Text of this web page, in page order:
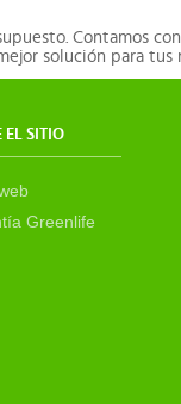
Contamos
solución para tus
EL SITIO
Greenlife